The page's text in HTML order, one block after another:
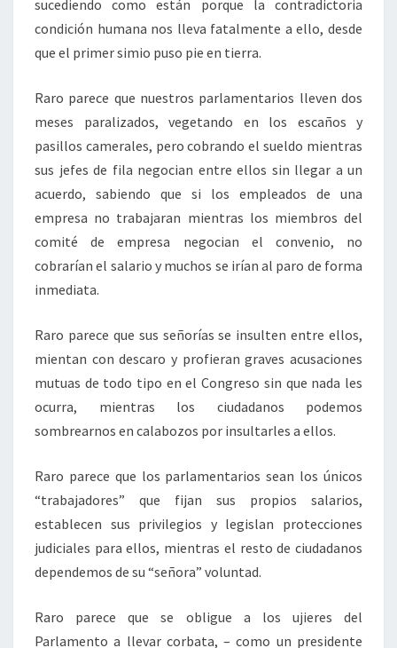
sucediendo como están porque la contradictoria
condición humana nos lleva fatalmente a ello, desde
que el primer simio puso pie en tierra.
Raro parece que nuestros parlamentarios lleven dos
meses paralizados, vegetando en los escaños y
pasillos camerales, pero cobrando el sueldo mientras
sus jefes de fila negocian entre ellos sin llegar a un
acuerdo, sabiendo que si los empleados de una
empresa no trabajaran mientras los miembros del
comité de empresa negocian el convenio, no
cobrarían el salario y muchos se irían al paro de forma
inmediata.
Raro parece que sus señorías se insulten entre ellos,
mientan con descaro y profieran graves acusaciones
mutuas de todo tipo en el Congreso sin que nada les
ocurra, mientras los ciudadanos podemos
sombrearnos en calabozos por insultarles a ellos.
Raro parece que los parlamentarios sean los únicos
“trabajadores” que fijan sus propios salarios,
establecen sus privilegios y legislan protecciones
judiciales para ellos, mientras el resto de ciudadanos
dependemos de su “señora” voluntad.
Raro parece que se obligue a los ujieres del
Parlamento a llevar corbata, – como un presidente